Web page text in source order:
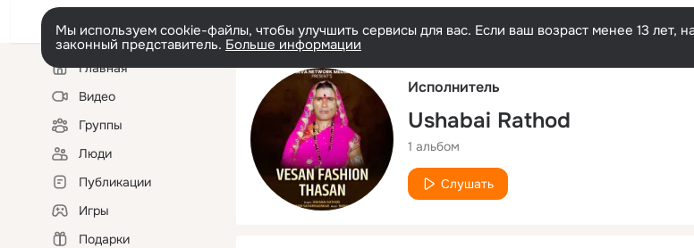
Мы используем cookie-файлы, чтобы улучшить сервисы для вас. Если ваш возраст менее 13 лет,
законный представитель. Больше информации
Левая
колонкаГлавная
Видео
Группы
Люди
Публикации
Игры
Подарки
Исполнитель
Ushabai Rathod
1 альбом
Слушать